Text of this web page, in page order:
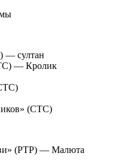
— султан
— Кролик
(СТС)
(РТР) — Малюта